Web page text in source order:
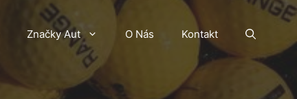
Značky Aut O Nás Kontakt